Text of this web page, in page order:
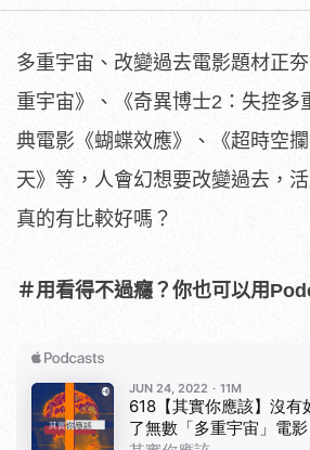
多重宇宙、改變過去電影題材正
重宇宙》、《奇異博士2：失控多
典電影《蝴蝶效應》、《超時空
天》等，人會幻想要改變過去，
真的有比較好嗎？
＃用看得不過癮？你也可以用